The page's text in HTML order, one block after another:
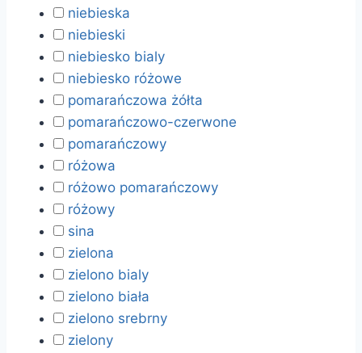
niebieska
niebieski
niebiesko bialy
niebiesko różowe
pomarańczowa żółta
pomarańczowo-czerwone
pomarańczowy
różowa
różowo pomarańczowy
różowy
sina
zielona
zielono bialy
zielono biała
zielono srebrny
zielony